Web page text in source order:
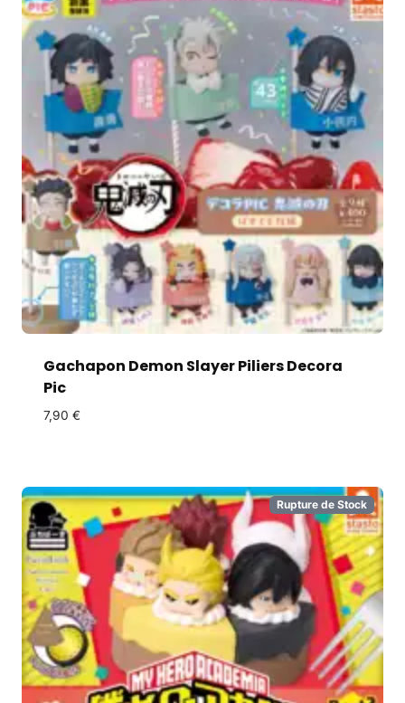
Gachapon Demon Slayer Piliers Decora
Pic
7,90 €
Rupture de Stock